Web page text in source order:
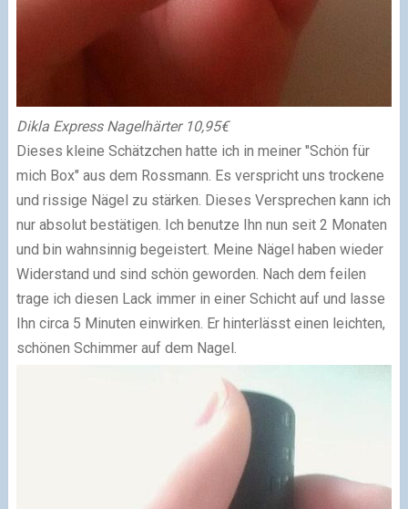
Dikla Express Nagelhärter 10,95€
Dieses kleine Schätzchen hatte ich in meiner "Schön für
mich Box" aus dem Rossmann. Es verspricht uns trockene
und rissige Nägel zu stärken. Dieses Versprechen kann ich
nur absolut bestätigen. Ich benutze Ihn nun seit 2 Monaten
und bin wahnsinnig begeistert. Meine Nägel haben wieder
Widerstand und sind schön geworden. Nach dem feilen
trage ich diesen Lack immer in einer Schicht auf und lasse
Ihn circa 5 Minuten einwirken. Er hinterlässt einen leichten,
schönen Schimmer auf dem Nagel.